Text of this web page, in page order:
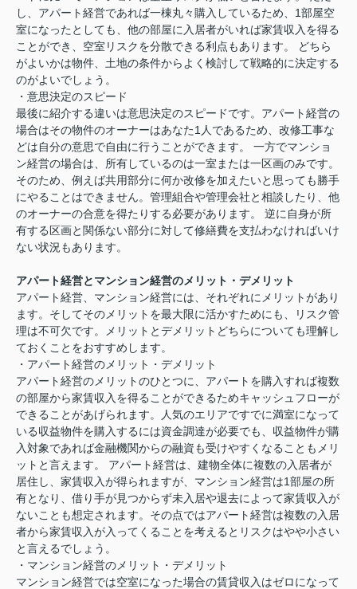
し、アパート経営であれば一棟丸々購入しているため、1部屋空
室になったとしても、他の部屋に入居者がいれば家賃収入を得る
ことができ、空室リスクを分散できる利点もあります。 どちら
がよいかは物件、土地の条件からよく検討して戦略的に決定する
のがよいでしょう。
・意思決定のスピード
最後に紹介する違いは意思決定のスピードです。アパート経営の
場合はその物件のオーナーはあなた1人であるため、改修工事な
どは自分の意思で自由に行うことができます。 一方でマンショ
ン経営の場合は、所有しているのは一室または一区画のみです。
そのため、例えば共用部分に何か改修を加えたいと思っても勝手
にやることはできません。管理組合や管理会社と相談したり、他
のオーナーの合意を得たりする必要があります。 逆に自身が所
有する区画と関係ない部分に対して修繕費を支払わなければいけ
ない状況もあります。
アパート経営とマンション経営のメリット・デメリット
アパート経営、マンション経営には、それぞれにメリットがあり
ます。そしてそのメリットを最大限に活かすためにも、リスク管
理は不可欠です。メリットとデメリットどちらについても理解し
ておくことをおすすめします。
・アパート経営のメリット・デメリット
アパート経営のメリットのひとつに、アパートを購入すれば複数
の部屋から家賃収入を得ることができるためキャッシュフローが
できることがあげられます。人気のエリアですでに満室になって
いる収益物件を購入するには資金調達が必要でも、収益物件が購
入対象であれば金融機関からの融資も受けやすくなることもメリ
ットと言えます。 アパート経営は、建物全体に複数の入居者が
居住し、家賃収入が得られますが、マンション経営は1部屋の所
有となり、借り手が見つからず未入居や退去によって家賃収入が
ないことも想定されます。その点ではアパート経営は複数の入居
者から家賃収入が入ってくることを考えるとリスクはやや小さい
と言えるでしょう。
・マンション経営のメリット・デメリット
マンション経営では空室になった場合の賃貸収入はゼロになって